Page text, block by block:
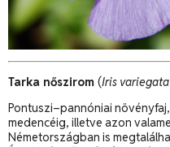
Tarka nőszirom (Iris variegata
Pontuszi–pannóniai
medencéig, illetve azon
Németországban is